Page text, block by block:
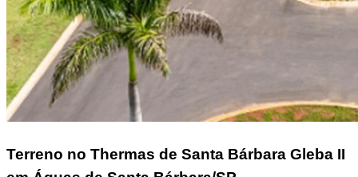
Terreno no Thermas de Santa Bárbara Gleba II